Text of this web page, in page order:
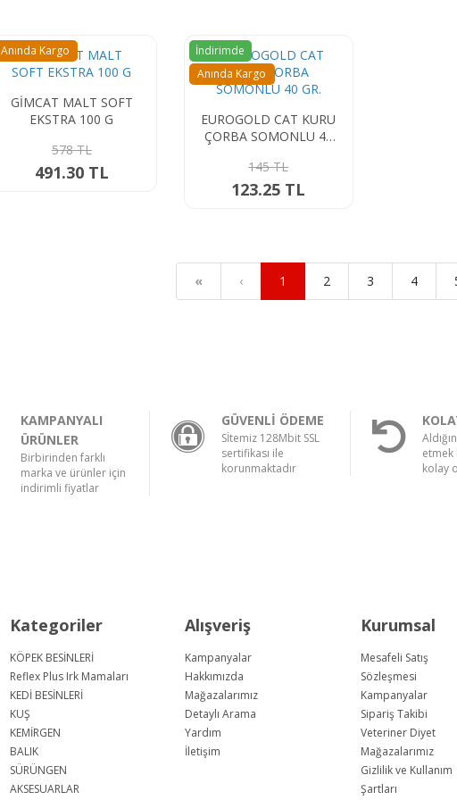
GİMCAT MALT SOFT
EKSTRA 100 G
578 TL
491.30 TL
Anında Kargo
EUROGOLD CAT KURU
ÇORBA SOMONLU 40
145 TL
123.25 TL
İndirimde
Anında Kargo
« ‹ 1 2 3 4
KAMPANYALI
ÜRÜNLER
Birbirinden farklı
marka ve ürünler için
indirimli fiyatlar
GÜVENLİ ÖDEME
Sİtemiz 128Mbit SSL
sertifikası ile
korunmaktadır
etmek
kolay
Kategoriler
KÖPEK BESİNLERİ
Reflex Plus Irk Mamaları
KEDİ BESİNLERİ
KUŞ
KEMİRGEN
BALIK
SÜRÜNGEN
AKSESUARLAR
Alışveriş
Kampanyalar
Hakkımızda
Mağazalarımız
Detaylı Arama
Yardım
İletişim
Kurumsal
Mesafeli Satış
Sözleşmesi
Kampanyalar
Sipariş Takibi
Veteriner Diyet
Mağazalarımız
Gizlilik ve Kullanım
Şartları